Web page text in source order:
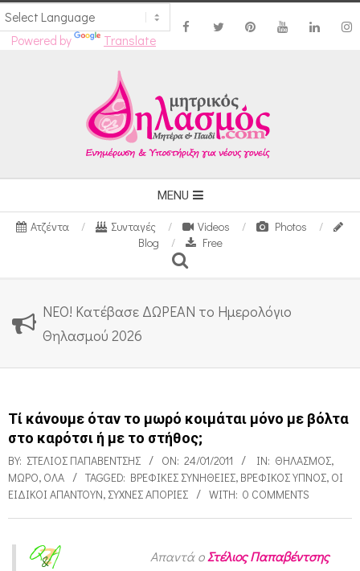
Powered by Translate
Navigation
Menu
MENU
Ατζέντα Συνταγές Videos
Photos
Blog
Free
Search
ΝΕΟ! Κατέβασε ΔΩΡΕΑΝ το Ημερολόγιο
Θηλασμού 2026
Τί κάνουμε όταν το μωρό κοιμάται μόνο με βόλτα
στο καρότσι ή με το στήθος;
BY: ΣΤΈΛΙΟΣ ΠΑΠΑΒΈΝΤΣΗΣ ON: 24/01/2011 IN: ΘΗΛΑΣΜΌΣ,
ΜΩΡΌ, ΌΛΑ TAGGED: ΒΡΕΦΙΚΈΣ ΣΥΝΉΘΕΙΕΣ, ΒΡΕΦΙΚΌΣ ΎΠΝΟΣ, ΟΙ
ΕΙΔΙΚΟΊ ΑΠΑΝΤΟΎΝ, ΣΥΧΝΈΣ ΑΠΟΡΊΕΣ WITH: 0 COMMENTS
Απαντά οΣτέλιος Παπαβέντσης